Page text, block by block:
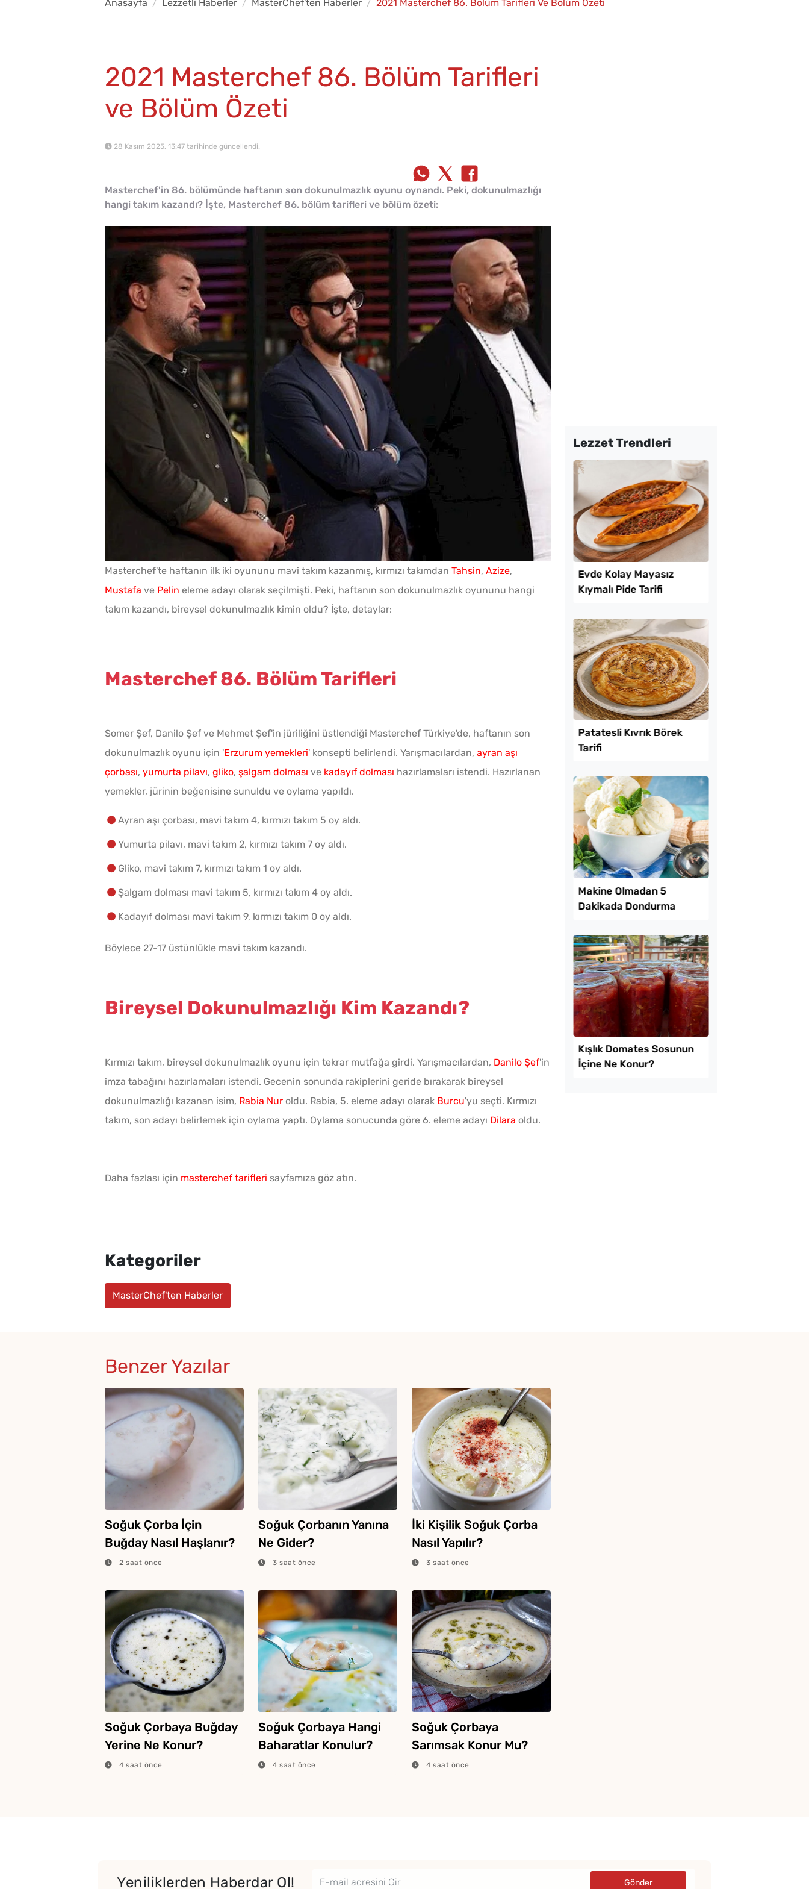
Anasayfa Lezzetli Haberler MasterChef'ten Haberler 2021 Masterchef 86. Bölüm Tarifleri Ve Bölüm Özeti
2021 Masterchef 86. Bölüm Tarifleri
ve Bölüm Özeti
28 Kasım 2025, 13:47 tarihinde güncellendi.
Masterchef'in 86. bölümünde haftanın son dokunulmazlık oyunu oynandı. Peki, dokunulmazlığı
hangi takım kazandı? İşte, Masterchef 86. bölüm tarifleri ve bölüm özeti:
Menemenlik Domates Kaç
Çiğ Domates Kavanozda
Tarhana Hamuru Kaç Gün
Mayalandırılır?
Ev Yapımı Domates Sosu
Kahvaltılık Pratik
Kaygana Tarifi
Patlıcan Kızartması Tarifi Tarifi
Masterchef'te haftanın ilk iki oyununu mavi takım kazanmış, kırmızı takımdan Tahsin, Azize,
Mustafa ve Pelin eleme adayı olarak seçilmişti. Peki, haftanın son dokunulmazlık oyununu hangi
takım kazandı, bireysel dokunulmazlık kimin oldu? İşte, detaylar:
Masterchef 86. Bölüm Tarifleri
Somer Şef, Danilo Şef ve Mehmet Şef'in jüriliğini üstlendiği Masterchef Türkiye'de, haftanın son
dokunulmazlık oyunu için 'Erzurum yemekleri' konsepti belirlendi. Yarışmacılardan, ayran aşı
çorbası, yumurta pilavı, gliko, şalgam dolması ve kadayıf dolması hazırlamaları istendi. Hazırlanan
yemekler, jürinin beğenisine sunuldu ve oylama yapıldı.
Ayran aşı çorbası, mavi takım 4, kırmızı takım 5 oy aldı.
Yumurta pilavı, mavi takım 2, kırmızı takım 7 oy aldı.
Gliko, mavi takım 7, kırmızı takım 1 oy aldı.
Şalgam dolması mavi takım 5, kırmızı takım 4 oy aldı.
Kadayıf dolması mavi takım 9, kırmızı takım 0 oy aldı.
Böylece 27-17 üstünlükle mavi takım kazandı.
Bireysel Dokunulmazlığı Kim Kazandı?
Kırmızı takım, bireysel dokunulmazlık oyunu için tekrar mutfağa girdi. Yarışmacılardan, Danilo Şef'in
imza tabağını hazırlamaları istendi. Gecenin sonunda rakiplerini geride bırakarak bireysel
dokunulmazlığı kazanan isim, Rabia Nur oldu. Rabia, 5. eleme adayı olarak Burcu'yu seçti. Kırmızı
takım, son adayı belirlemek için oylama yaptı. Oylama sonucunda göre 6. eleme adayı Dilara oldu.
Daha fazlası için masterchef tarifleri sayfamıza göz atın.
Kategoriler
MasterChef'ten Haberler
Benzer Yazılar
Soğuk Çorba İçin
Buğday Nasıl Haşlanır?
2 saat önce
Soğuk Çorbanın Yanına
Ne Gider?
3 saat önce
İki Kişilik Soğuk Çorba
Nasıl Yapılır?
3 saat önce
Soğuk Çorbaya Buğday
Yerine Ne Konur?
4 saat önce
Soğuk Çorbaya Hangi
Baharatlar Konulur?
4 saat önce
Soğuk Çorbaya
Sarımsak Konur Mu?
4 saat önce
Yeniliklerden Haberdar Ol! Gönder